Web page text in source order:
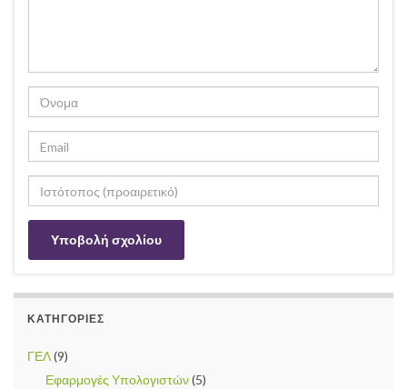
ΚΑΤΗΓΟΡΊΕΣ
ΓΕΛ(9)
Εφαρμογές Υπολογιστών(5)